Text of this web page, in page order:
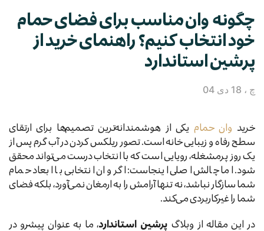
چگونه وان مناسب برای فضای حمام
خود انتخاب کنیم؟ راهنمای خرید از
پرشین استاندارد
چ ، 18 دی 04
خرید وان حمام یکی از هوشمندانه‌ترین تصمیم‌ها برای ارتقای
سطح رفاه و زیبایی خانه است. تصور ریلکس کردن در آب گرم پس از
یک روز پرمشغله، رویایی است که با انتخاب درست می‌تواند محقق
شود. اما چالش اصلی اینجاست: اگر وان انتخابی با ابعاد حمام
شما سازگار نباشد، نه تنها آرامش را به ارمغان نمی‌آورد، بلکه فضای
شما را غیرکاربردی می‌کند.
در این مقاله از وبلاگپرشین استاندارد، ما به عنوان پیشرو در